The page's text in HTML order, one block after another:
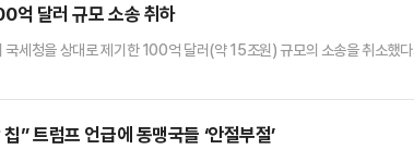
억 달러 규모 소송 취하
국세청을 상대로 제기한 100억 달러(약 15조원) 규모의 소송을 취소했
로 소송을 제기하는 것이 법적으로 타당한지 의문이라며 이해충돌 문
” 트럼프 언급에 동맹국들 ‘안절부절’